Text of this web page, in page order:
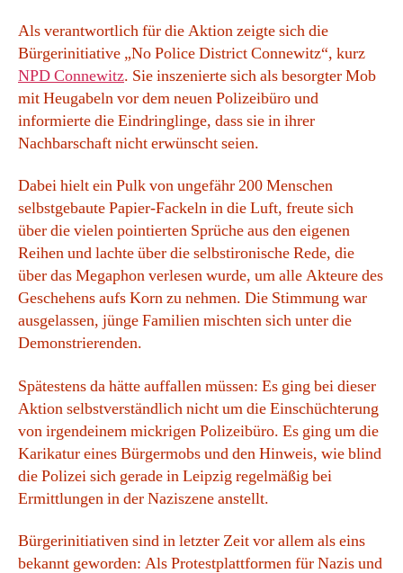
Als verantwortlich für die Aktion zeigte sich die
Bürgerinitiative „No Police District Connewitz“, kurz
NPD Connewitz. Sie inszenierte sich als besorgter Mob
mit Heugabeln vor dem neuen Polizeibüro und
informierte die Eindringlinge, dass sie in ihrer
Nachbarschaft nicht erwünscht seien.
Dabei hielt ein Pulk von ungefähr 200 Menschen
selbstgebaute Papier-Fackeln in die Luft, freute sich
über die vielen pointierten Sprüche aus den eigenen
Reihen und lachte über die selbstironische Rede, die
über das Megaphon verlesen wurde, um alle Akteure des
Geschehens aufs Korn zu nehmen. Die Stimmung war
ausgelassen, jünge Familien mischten sich unter die
Demonstrierenden.
Spätestens da hätte auffallen müssen: Es ging bei dieser
Aktion selbstverständlich nicht um die Einschüchterung
von irgendeinem mickrigen Polizeibüro. Es ging um die
Karikatur eines Bürgermobs und den Hinweis, wie blind
die Polizei sich gerade in Leipzig regelmäßig bei
Ermittlungen in der Naziszene anstellt.
Bürgerinitiativen sind in letzter Zeit vor allem als eins
bekannt geworden: Als Protestplattformen für Nazis und